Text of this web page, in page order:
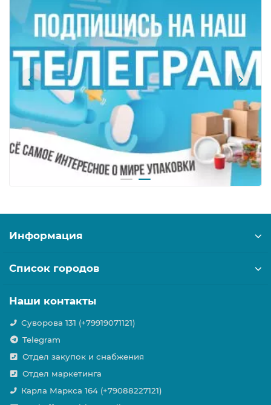
Информация
Список городов
Наши контакты
Суворова 131 (+79919071121)
Telegram
Отдел закупок и снабжения
Отдел маркетинга
Карла Маркса 164 (+79088227121)